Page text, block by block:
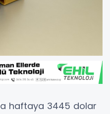
haftaya 3445 dolar